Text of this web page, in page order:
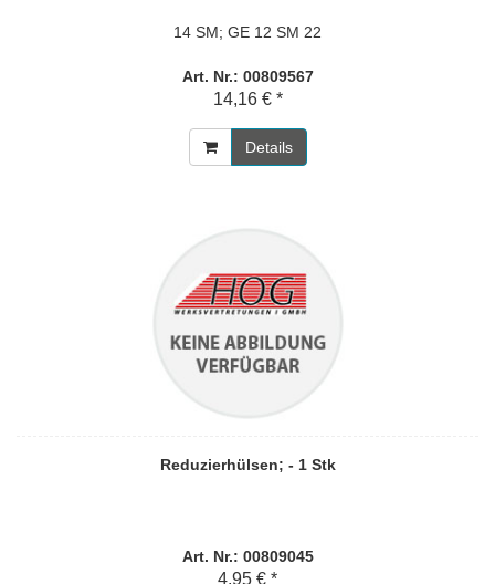
14 SM; GE 12 SM 22
Art. Nr.: 00809567
14,16 € *
Details
Reduzierhülsen; - 1 Stk
Art. Nr.: 00809045
4,95 € *